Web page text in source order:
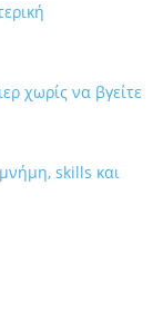
χωρίς να βγείτε
skills και